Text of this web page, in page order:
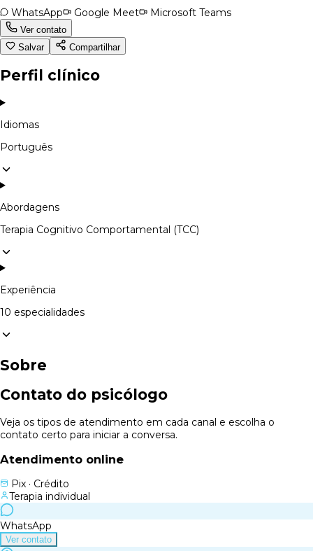
WhatsApp
Google Meet Microsoft Teams
Ver contato
Salvar
Compartilhar
Perfil clínico
Idiomas
Português
Abordagens
Terapia Cognitivo Comportamental (TCC)
Experiência
10 especialidades
Sobre
Contato do psicólogo
Veja os tipos de atendimento em cada canal e escolha o
contato certo para iniciar a conversa.
Atendimento online
Pix · Crédito
Terapia individual
WhatsApp
Ver contato